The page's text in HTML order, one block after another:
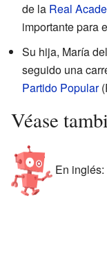
de la Real
importante para
Su hija, María
seguido una
Partido Popular
Véase
En inglés: